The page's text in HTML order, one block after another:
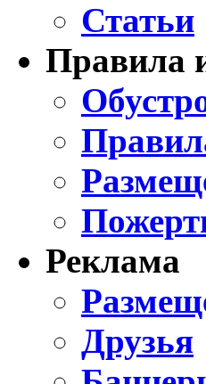
Статьи
Правила
Реклама
Друзья